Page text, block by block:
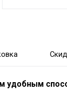
удобным